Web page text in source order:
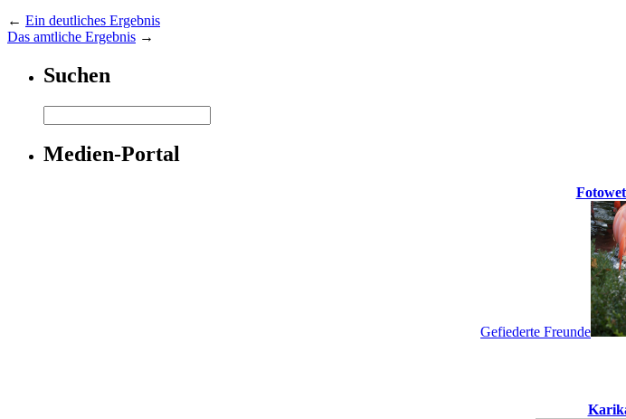
← Ein deutliches Ergebnis
Das amtliche Ergebnis →
Suchen
Medien-Portal
Gefiederte Freunde